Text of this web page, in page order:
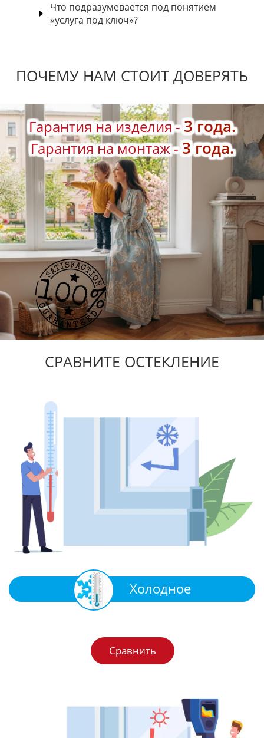
Что подразумевается под понятием
«услуга под ключ»?
ПОЧЕМУ НАМ СТОИТ ДОВЕРЯТЬ
Гарантия на изделия -3 года.
Гарантия на монтаж -3 года.
СРАВНИТЕ ОСТЕКЛЕНИЕ
Холодное
Сравнить